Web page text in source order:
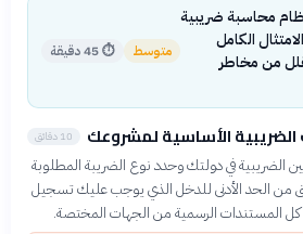
محاسبة ضريبية
الكامل
من مخاطر
متوسط ⏱45 دقيقة
الضريبية الأساسية لمشروعك 10 دقائق
الضريبية في دولتك وحدد نوع الضريبة المطلوبة
من الحد الأدنى للدخل الذي يوجب عليك تسجيل
المستندات الرسمية من الجهات المختصة.